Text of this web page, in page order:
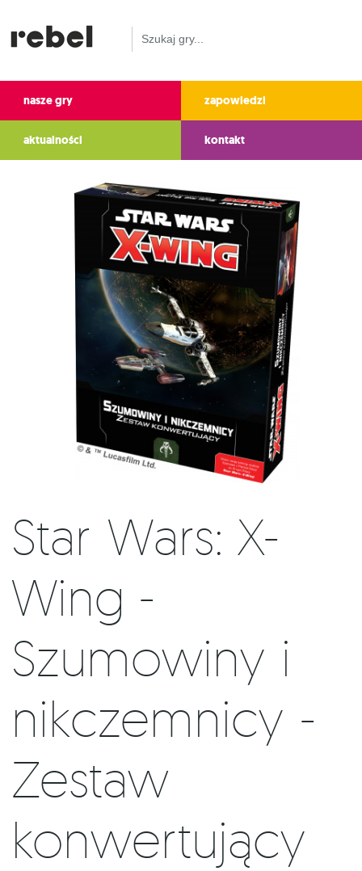
nasze gry zapowiedzi
aktualności kontakt
Star Wars: X-
Wing -
Szumowiny i
nikczemnicy -
Zestaw
konwertujący